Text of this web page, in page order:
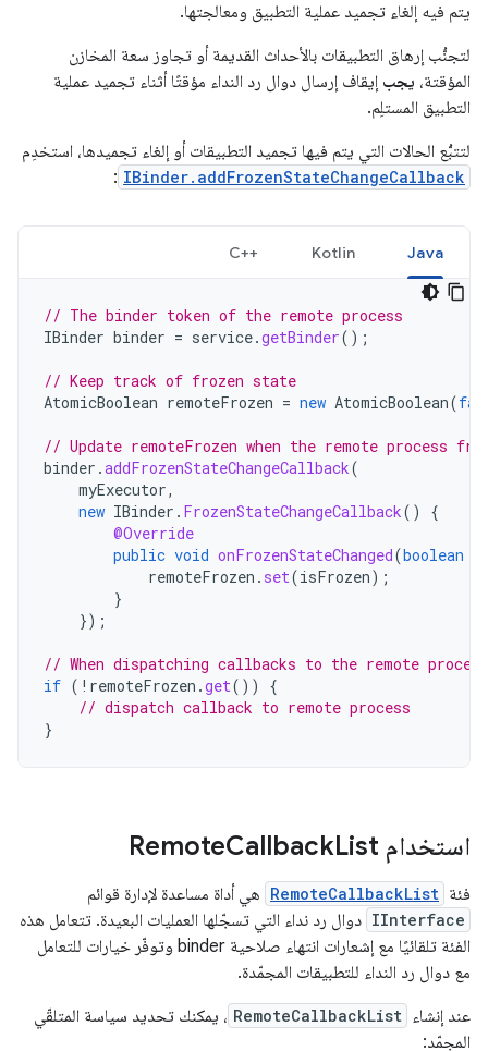
يتم فيه إلغاء تجميد عملية التطبيق ومعالجتها.
لتجنُّب إرهاق التطبيقات بالأحداث القديمة أو تجاوز سعة المخازن
المؤقتة، يجب إيقاف إرسال دوال رد النداء مؤقتًا أثناء تجميد عملية
التطبيق المستلِم.
لتتبُّع الحالات التي يتم فيها تجميد التطبيقات أو إلغاء تجميدها، استخدِم
IBinder.addFrozenStateChangeCallback
:
Java
Kotlin
C++‎
// The binder token of the remote process
IBinder binder = service.getBinder();
// Keep track of frozen state
AtomicBoolean remoteFrozen = new AtomicBoolean(
// Update remoteFrozen when the remote process
binder .addFrozenStateChangeCallback(
myExecutor,
new IBinder . FrozenStateChangeCallback()
{
@Override
public void onFrozenStateChanged(boolean
remoteFrozen . set(isFrozen);
}
});
// When dispatching callbacks to the remote
if ( ! remoteFrozen .get())
{
// dispatch callback to remote process
}
استخدام Remote CallbackList
فئة RemoteCallbackList هي أداة مساعدة لإدارة قوائم
IInterface دوال رد نداء التي تسجّلها العمليات البعيدة. تتعامل هذه
الفئة تلقائيًا مع إشعارات انتهاء صلاحية binder وتوفّر خيارات للتعامل
مع دوال رد النداء للتطبيقات المجمّدة.
عند إنشاء RemoteCallbackList ، يمكنك تحديد سياسة المتلقّي
المجمّد: